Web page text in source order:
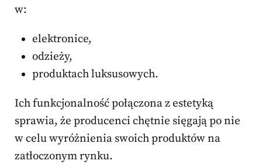
w:
elektronice,
odzieży,
produktach luksusowych.
Ich funkcjonalność połączona z estetyką
sprawia, że producenci chętnie sięgają po nie
w celu wyróżnienia swoich produktów na
zatłoczonym rynku.